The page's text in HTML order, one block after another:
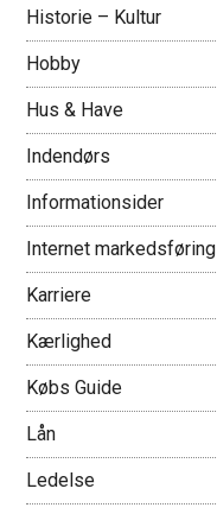
Historie – Kultur
Hobby
Hus & Have
Indendørs
Informationsider
Internet markedsføring
Karriere
Kærlighed
Købs Guide
Lån
Ledelse